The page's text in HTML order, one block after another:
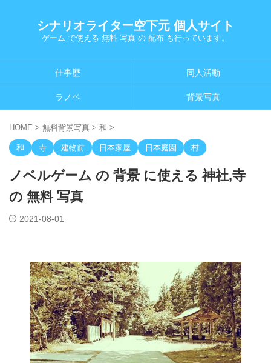
シナリオライター空下元 個人サイト
ゲーム で使える 無料 写真 の 配布 も行っています。
仕事歴 同人活動
ラノベ 背景写真
HOME > 無料背景写真 > 和 >
和 寺 建物前 日本家屋 日本庭園 村
ノベルゲーム の 背景 に使える 神社,寺
の 無料 写真
2021-08-01